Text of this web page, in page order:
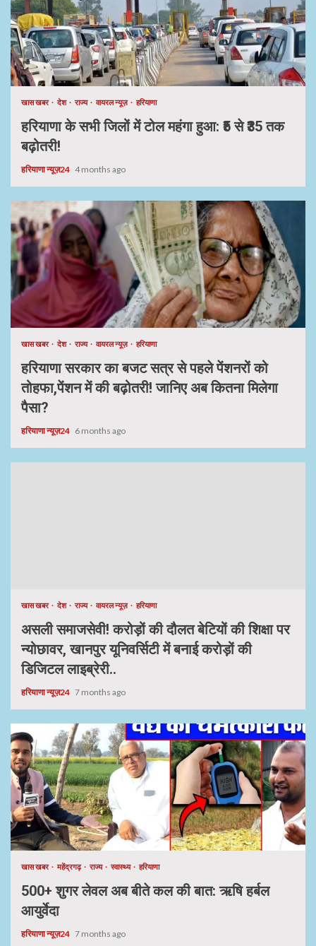
खास खबर देश राज्य वायरल न्यूज़ हरियाणा
हरियाणा के सभी जिलों में टोल महंगा हुआ: ₹5 से ₹35 तक
बढ़ोतरी!
हरियाणा न्यूज़24 4 months ago
खास खबर देश राज्य वायरल न्यूज़ हरियाणा
हरियाणा सरकार का बजट सत्र से पहले पेंशनरों को
तोहफा,पेंशन में की बढ़ोतरी! जानिए अब कितना मिलेगा
पैसा?
हरियाणा न्यूज़24 6 months ago
खास खबर देश राज्य वायरल न्यूज़ हरियाणा
असली समाजसेवी! करोड़ों की दौलत बेटियों की शिक्षा पर
न्योछावर, खानपुर यूनिवर्सिटी में बनाई करोड़ों की
डिजिटल लाइब्रेरी..
हरियाणा न्यूज़24 7 months ago
खास खबर महेंद्रगढ़ राज्य स्वास्थ्य हरियाणा
500+ शुगर लेवल अब बीते कल की बात: ऋषि हर्बल
आयुर्वेदा
हरियाणा न्यूज़24 7 months ago